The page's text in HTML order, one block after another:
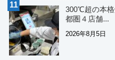
300℃超の本
都圏４店舗...
2026年8月5日